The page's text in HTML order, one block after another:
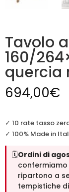
Tavolo
160/
quercia
694,00€
✓ 10 rate tasso
✓ 100% Made in
🗓️Ordini di
confermiamo
ripartono a
tempistiche